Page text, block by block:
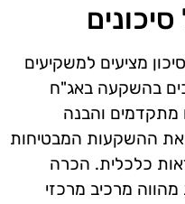
מציעים למשקיעים
בהשקעה באג"ח
מתקדמים והבנה
ההשקעות המבטיחות
כלכלית. הכרה
מרכיב מרכזי